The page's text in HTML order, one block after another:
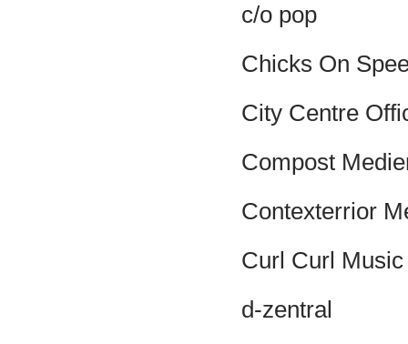
c/o pop
Chicks On
City Centre
Compost
Contexterrior
Curl Curl Music
d-zentral